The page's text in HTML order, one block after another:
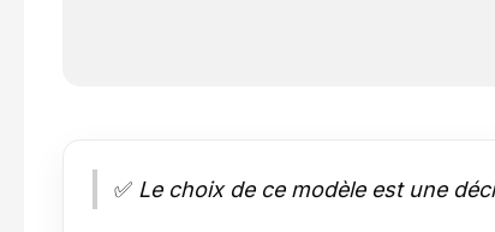
✅ Le choix de ce modèle est une